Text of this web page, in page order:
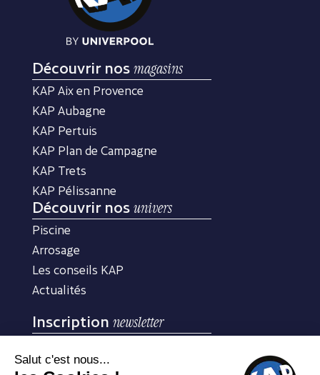
Découvrir nos magasins
KAP Aix en Provence
KAP Aubagne
KAP Pertuis
KAP Plan de Campagne
KAP Trets
KAP Pélissanne
Découvrir nos univers
Piscine
Arrosage
Les conseils KAP
Actualités
Inscription newsletter
conseils d’experts